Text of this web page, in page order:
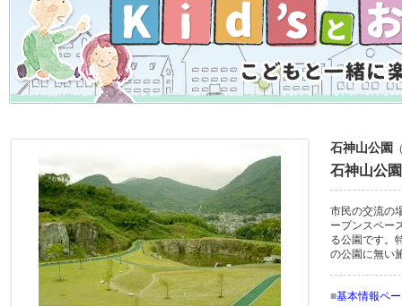
石神山公園
石神山公園
市民の交流の
ープンスペー
る公園です。
の公園に無い
■基本情報ペ